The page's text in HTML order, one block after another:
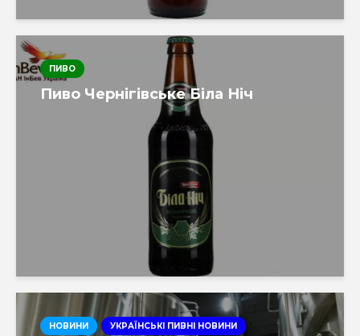
ПИВО
Пиво Чернігівське Біла Ніч
НОВИНИ УКРАЇНСЬКІ ПИВНІ НОВИНИ